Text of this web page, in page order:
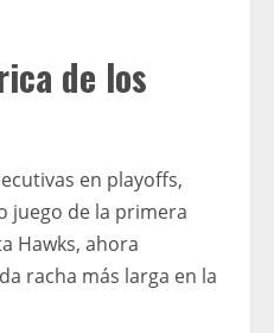
de los
en playoffs,
juego de la primera
Hawks, ahora
racha más larga en la